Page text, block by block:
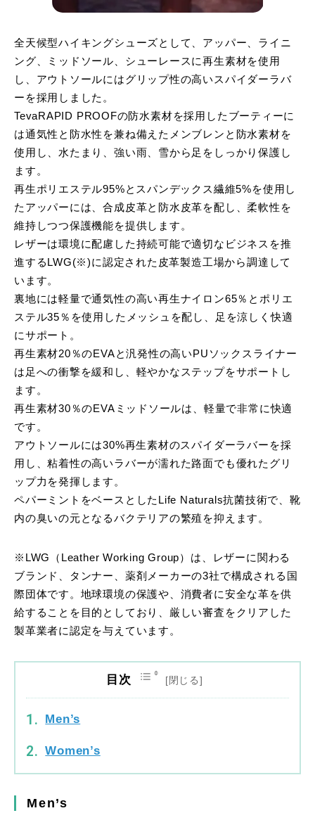
全天候型ハイキングシューズとして、アッパー、ライニ
ング、ミッドソール、シューレースに再生素材を使用
し、アウトソールにはグリップ性の高いスパイダーラバ
ーを採用しました。
TevaRAPID PROOFの防水素材を採用したブーティーに
は通気性と防水性を兼ね備えたメンブレンと防水素材を
使用し、水たまり、強い雨、雪から足をしっかり保護し
ます。
再生ポリエステル95%とスパンデックス繊維5%を使用し
たアッパーには、合成皮革と防水皮革を配し、柔軟性を
維持しつつ保護機能を提供します。
レザーは環境に配慮した持続可能で適切なビジネスを推
進するLWG(※)に認定された皮革製造工場から調達して
います。
裏地には軽量で通気性の高い再生ナイロン65％とポリエ
ステル35％を使用したメッシュを配し、足を涼しく快適
にサポート。
再生素材20％のEVAと汎発性の高いPUソックスライナー
は足への衝撃を緩和し、軽やかなステップをサポートし
ます。
再生素材30％のEVAミッドソールは、軽量で非常に快適
です。
アウトソールには30%再生素材のスパイダーラバーを採
用し、粘着性の高いラバーが濡れた路面でも優れたグリ
ップ力を発揮します。
ペパーミントをベースとしたLife Naturals抗菌技術で、靴
内の臭いの元となるバクテリアの繁殖を抑えます。
​※LWG（Leather Working Group）は、レザーに関わる
ブランド、タンナー、薬剤メーカーの3社で構成される国
際団体です。地球環境の保護や、消費者に安全な革を供
給することを目的としており、厳しい審査をクリアした
製革業者に認定を与えています。
目次
Men’s
Women’s
Men’s